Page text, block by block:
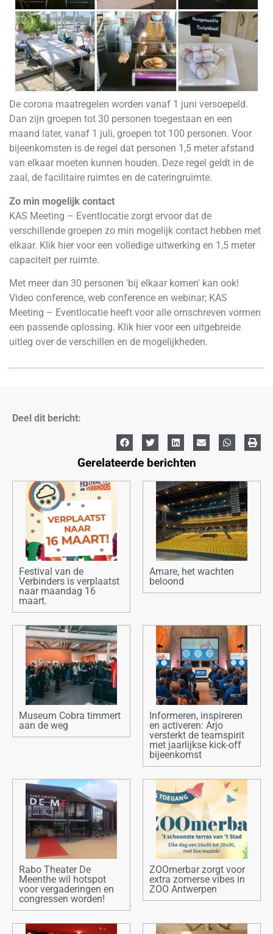
De corona maatregelen worden vanaf 1 juni versoepeld.
Dan zijn groepen tot 30 personen toegestaan en een
maand later, vanaf 1 juli, groepen tot 100 personen. Voor
bijeenkomsten is de regel dat personen 1,5 meter afstand
van elkaar moeten kunnen houden. Deze regel geldt in de
zaal, de facilitaire ruimtes en de cateringruimte.
Zo min mogelijk contact
KAS Meeting – Eventlocatie zorgt ervoor dat de
verschillende groepen zo min mogelijk contact hebben met
elkaar. Klik hier voor een volledige uitwerking en 1,5 meter
capaciteit per ruimte.
Met meer dan 30 personen 'bij elkaar komen' kan ook!
Video conference, web conference en webinar; KAS
Meeting – Eventlocatie heeft voor alle omschreven vormen
een passende oplossing. Klik hier voor een uitgebreide
uitleg over de verschillen en de mogelijkheden.
Deel dit bericht:
Gerelateerde berichten
Festival van de
Verbinders is verplaatst
naar maandag 16
maart.
Amare, het wachten
beloond
Museum Cobra timmert
aan de weg
Informeren, inspireren
en activeren: Arjo
versterkt de teamspirit
met jaarlijkse kick-off
bijeenkomst
Rabo Theater De
Meenthe wil hotspot
voor vergaderingen en
congressen worden!
ZOOmerbar zorgt voor
extra zomerse vibes in
ZOO Antwerpen